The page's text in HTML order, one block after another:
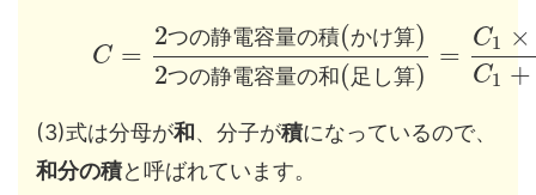
C =
2つの静電容量の積(かけ算)
2つの静電容量の和 ( 足 し算)
=
C1 ×
C1 +
(3)式は分母が和、分子が積になっているので、
和分の積と呼ばれています。